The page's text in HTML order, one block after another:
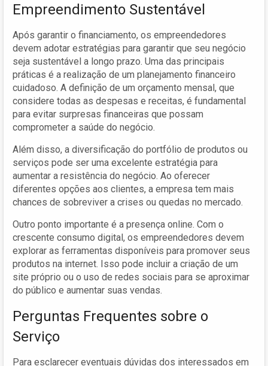
Empreendimento Sustentável
Após garantir o financiamento, os empreendedores
devem adotar estratégias para garantir que seu negócio
seja sustentável a longo prazo. Uma das principais
práticas é a realização de um planejamento financeiro
cuidadoso. A definição de um orçamento mensal, que
considere todas as despesas e receitas, é fundamental
para evitar surpresas financeiras que possam
comprometer a saúde do negócio.
Além disso, a diversificação do portfólio de produtos ou
serviços pode ser uma excelente estratégia para
aumentar a resistência do negócio. Ao oferecer
diferentes opções aos clientes, a empresa tem mais
chances de sobreviver a crises ou quedas no mercado.
Outro ponto importante é a presença online. Com o
crescente consumo digital, os empreendedores devem
explorar as ferramentas disponíveis para promover seus
produtos na internet. Isso pode incluir a criação de um
site próprio ou o uso de redes sociais para se aproximar
do público e aumentar suas vendas.
Perguntas Frequentes sobre o
Serviço
Para esclarecer eventuais dúvidas dos interessados em